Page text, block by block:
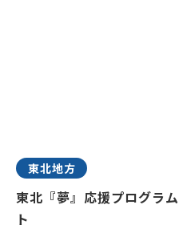
東北地方
東北『夢』応援プログラ
ト